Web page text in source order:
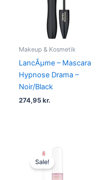
Makeup & Kosmetik
LancÃµme – Mascara
Hypnose Drama –
Noir/Black
274,95kr.
Sale!
Original
was:
260,00 kr..